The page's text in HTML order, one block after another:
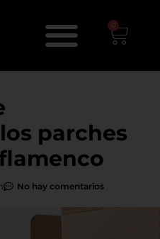
0
parches
No hay comentarios